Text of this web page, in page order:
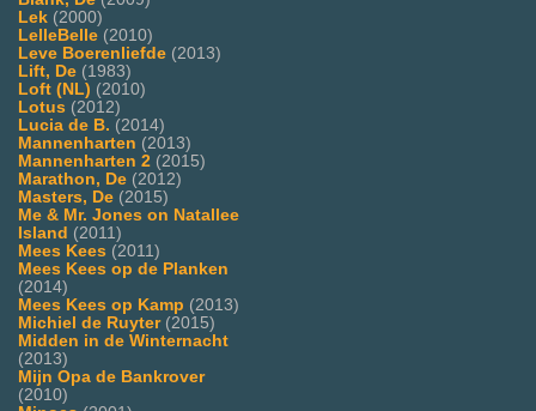
Lek (2000)
LelleBelle (2010)
Leve Boerenliefde (2013)
Lift, De (1983)
Loft (NL) (2010)
Lotus (2012)
Lucia de B. (2014)
Mannenharten (2013)
Mannenharten 2 (2015)
Marathon, De (2012)
Masters, De (2015)
Me & Mr. Jones on Natallee
Island (2011)
Mees Kees (2011)
Mees Kees op de Planken
(2014)
Mees Kees op Kamp (2013)
Michiel de Ruyter(2015)
Midden in de Winternacht
(2013)
Mijn Opa de Bankrover
(2010)